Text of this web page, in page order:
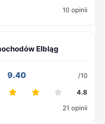
10 opinii
9.40 /10
4.8
21 opinii